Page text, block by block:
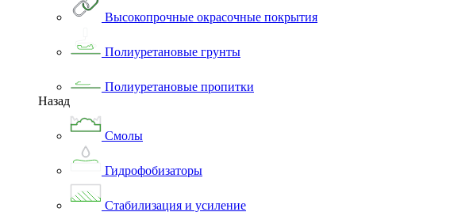
Высокопрочные окрасочные покрытия
Полиуретановые грунты
Полиуретановые пропитки
Назад
Смолы
Гидрофобизаторы
Стабилизация и усиление